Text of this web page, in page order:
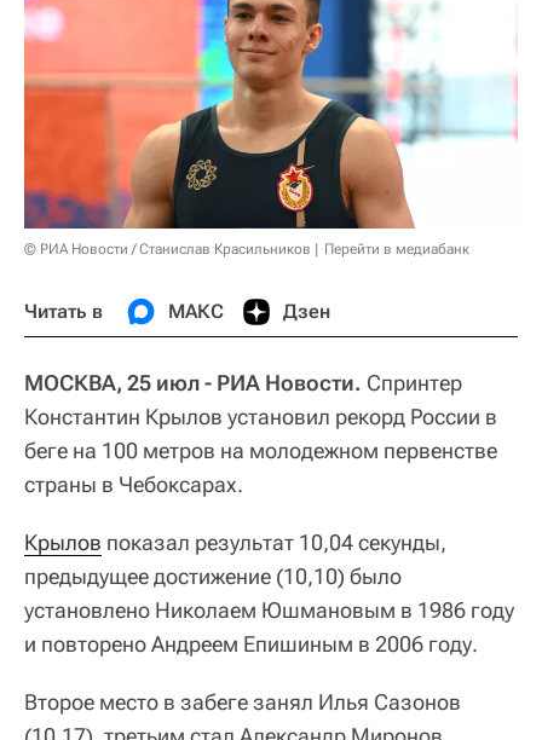
© РИА Новости / Станислав Красильников Перейти в медиабанк
Читать в МАКС Дзен
МОСКВА, 25 июл - РИА Новости. Спринтер
Константин Крылов установил рекорд России в
беге на 100 метров на молодежном первенстве
страны в Чебоксарах.
Крылов показал результат 10,04 секунды,
предыдущее достижение (10,10) было
установлено Николаем Юшмановым в 1986 году
и повторено Андреем Епишиным в 2006 году.
Второе место в забеге занял Илья Сазонов